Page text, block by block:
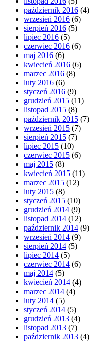
październik 2016 (4)
wrzesień 2016 (6)
sierpień 2016 (5)
lipiec 2016 (5)
czerwiec 2016 (6)
maj 2016 (6)
kwiecień 2016 (6)
marzec 2016 (8)
luty 2016 (6)
styczeń 2016 (9)
grudzień 2015 (11)
listopad 2015 (8)
październik 2015 (7)
wrzesień 2015 (7)
sierpień 2015 (7)
lipiec 2015 (10)
czerwiec 2015 (6)
maj 2015 (8)
kwiecień 2015 (11)
marzec 2015 (12)
luty 2015 (8)
styczeń 2015 (10)
grudzień 2014 (9)
listopad 2014 (12)
październik 2014 (9)
wrzesień 2014 (9)
sierpień 2014 (5)
lipiec 2014 (5)
czerwiec 2014 (6)
maj 2014 (5)
kwiecień 2014 (4)
marzec 2014 (4)
luty 2014 (5)
styczeń 2014 (5)
grudzień 2013 (4)
listopad 2013 (7)
październik 2013 (4)